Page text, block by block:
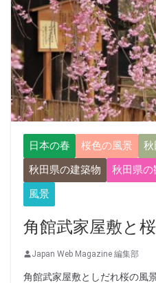
日本の春 桜色の風景 秋
秋田県の建築物
秋田県の
風景
角館武家屋敷と桜
Japan Web Magazine 編集部
角館武家屋敷としだれ桜の風